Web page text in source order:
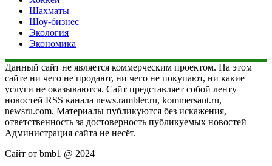
Шахматы
Шоу-бизнес
Экология
Экономика
Данный сайт не является коммерческим проектом. На этом
сайте ни чего не продают, ни чего не покупают, ни какие
услуги не оказываются. Сайт представляет собой ленту
новостей RSS канала news.rambler.ru, kommersant.ru,
newsru.com. Материалы публикуются без искажения,
ответственность за достоверность публикуемых новостей
Администрация сайта не несёт.
Сайт от bmb1 @ 2024